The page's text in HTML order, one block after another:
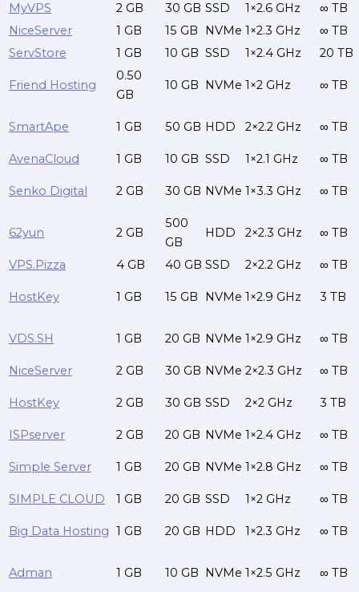
MyVPS
2 GB 30 GB SSD 1×2.6 GHz
∞ TB
NiceServer
1 GB 15 GB NVMe 1×2.3 GHz
∞ TB
ServStore
1 GB 10 GB SSD 1×2.4 GHz 20 TB
Friend Hosting
0.50
GB
10 GB NVMe 1×2 GHz ∞ TB
SmartApe 1 GB 50 GB HDD 2×2.2 GHz ∞ TB
AvenaCloud 1 GB 10 GB SSD 1×2.1 GHz ∞ TB
Senko Digital 2 GB 30 GB NVMe 1×3.3 GHz ∞ TB
62yun 2 GB
500
GB
HDD 2×2.3 GHz ∞ TB
VPS.Pizza 4 GB 40 GB SSD 2×2.2 GHz ∞ TB
HostKey 1 GB 15 GB NVMe 1×2.9 GHz 3 TB
VDS.SH 1 GB 20 GB NVMe 1×2.9 GHz ∞ TB
NiceServer 2 GB 30 GB NVMe 2×2.3 GHz ∞ TB
HostKey 2 GB 30 GB SSD 2×2 GHz 3 TB
ISPserver 2 GB 20 GB NVMe 1×2.4 GHz ∞ TB
Simple Server 1 GB 20 GB NVMe 1×2.8 GHz ∞ TB
SIMPLE CLOUD 1 GB 20 GB SSD 1×2 GHz ∞ TB
Big Data Hosting 1 GB 20 GB HDD 1×2.3 GHz ∞ TB
Adman 1 GB 10 GB NVMe 1×2.5 GHz ∞ TB